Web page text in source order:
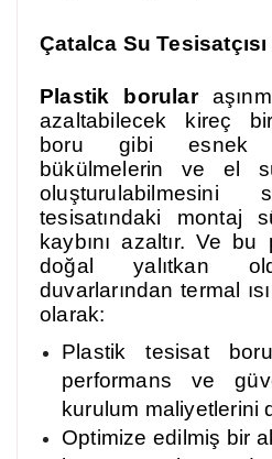
Çatalca Su
Plastik borular
azaltabilecek kireç
boru gibi esnek
bükülmelerin ve el
oluşturulabilmesini
tesisatındaki montaj
kaybını azaltır. Ve
doğal yalıtkan
duvarlarından termal
olarak:
Plastik tesisat
performans ve
kurulum maliyetlerini
Optimize edilmiş bir